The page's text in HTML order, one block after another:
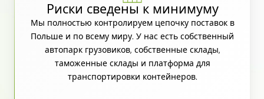
Риски сведены к минимуму
Мы полностью контролируем цепочку поставок в
Польше и по всему миру. У нас есть собственный
автопарк грузовиков, собственные склады,
таможенные склады и платформа для
транспортировки контейнеров.